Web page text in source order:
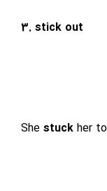
3. stick out
She stuck her